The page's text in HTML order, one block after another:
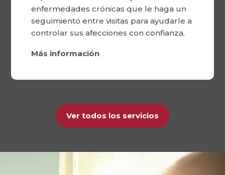
enfermedades crónicas que le haga un
seguimiento entre visitas para ayudarle a
controlar sus afecciones con confianza.
Más información
Ver todos los servicios